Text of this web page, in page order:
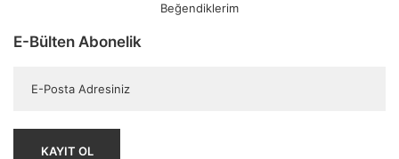
Beğendiklerim
E-Bülten Abonelik
KAYIT OL